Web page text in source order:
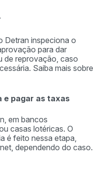
Detran inspeciona o
para dar
de reprovação, caso
Saiba mais sobre
e pagar as taxas
em bancos
casas lotéricas. O
é feito nessa etapa,
dependendo do caso.